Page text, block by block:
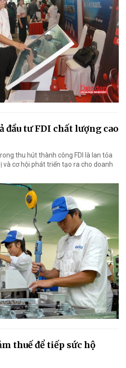
đầu tư FDI chất lượng cao
thu hút thành công FDI là lan tỏa
và cơ hội phát triển tạo ra cho doanh
thuế để tiếp sức hộ